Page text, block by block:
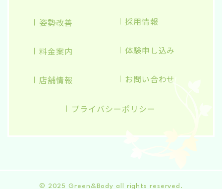
姿勢改善
料金案内
店舗情報
採用情報
体験申し込み
お問い合わせ
プライバシーポリシー
© 2025 Green&Body all rights reserved.